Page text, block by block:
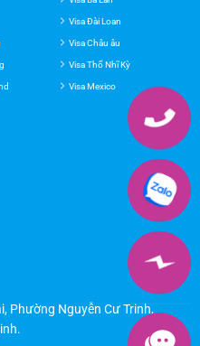
Visa Ba Lan
Visa Đài Loan
Visa Châu âu
Visa Thổ Nhĩ Kỳ
Phường Nguyễn Cư Trinh,